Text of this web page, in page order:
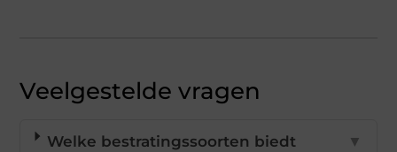
Veelgestelde vragen
Welke bestratingssoorten biedt
▼